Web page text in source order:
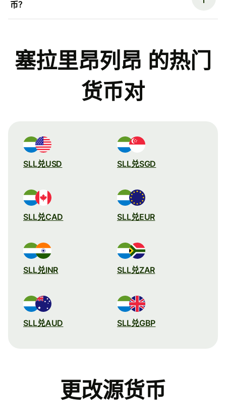
币？
塞拉里昂列昂 的热门
货币对
SLL兑USD SLL兑SGD
SLL兑CAD SLL兑EUR
SLL兑INR SLL兑ZAR
SLL兑AUD SLL兑GBP
更改源货币